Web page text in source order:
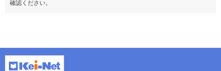
確認ください。